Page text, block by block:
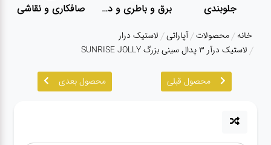
درباره
ما
آپاراتی
جلوبندی برق و باطری و دیاگ صافکاری و نقاشی
خانه محصولات آپاراتی لاستیک درار
لاستیک درآر ۳ پدال سینی بزرگ SUNRISE JOLLY
محصول قبلی محصول بعدی